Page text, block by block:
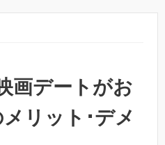
画デートがお
リット･デメ